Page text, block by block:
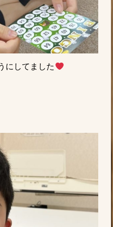
にしてました